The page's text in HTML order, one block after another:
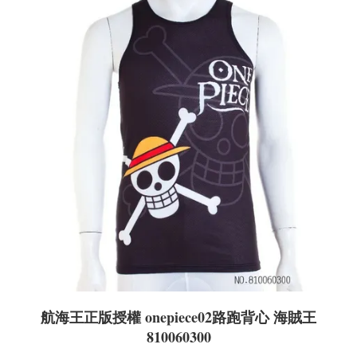
航海王正版授權 onepiece02路跑背心 海賊王
810060300